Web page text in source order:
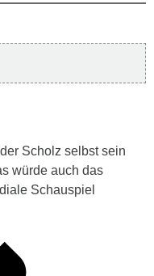
Scholz selbst sein
würde auch das
Schauspiel